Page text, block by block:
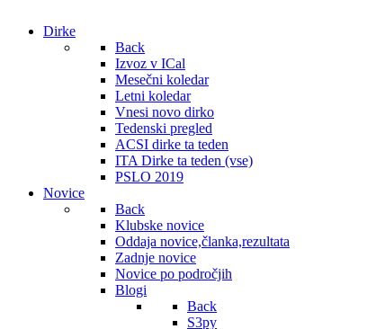
Dirke
Back
Izvoz v ICal
Mesečni koledar
Letni koledar
Vnesi novo dirko
Tedenski pregled
ACSI dirke ta teden
ITA Dirke ta teden (vse)
PSLO 2019
Novice
Back
Klubske novice
Oddaja novice,članka,rezultata
Zadnje novice
Novice po področjih
Blogi
Back
S3py